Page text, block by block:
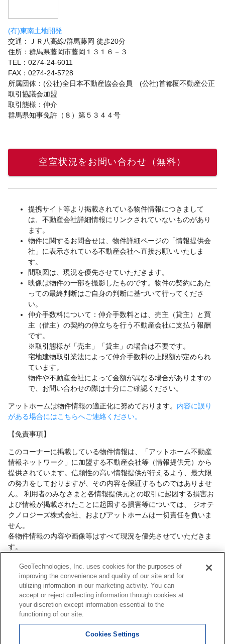
(有)東南土地開発
交通：ＪＲ八高線/群馬藤岡 徒歩20分
住所：群馬県藤岡市藤岡１３１６－３
TEL：0274-24-6011
FAX：0274-24-5728
所属団体：(公社)全日本不動産協会会員 (公社)首都圏不動産公正
取引協議会加盟
取引態様：仲介
群馬県知事免許（８）第５３４４号
空室状況をお問い合わせ（無料）
提携サイト等より掲載されている物件情報につきまして
は、不動産会社詳細情報にリンクされていないものがあり
ます。
物件に関するお問合せは、物件詳細ページの「情報提供会
社」に表示されている不動産会社へ直接お願いいたしま
す。
間取図は、現況を優先させていただきます。
映像は物件の一部を撮影したものです。物件の契約にあた
っての最終判断はご自身の判断に基づいて行ってくださ
い。
仲介手数料について：仲介手数料とは、売主（貸主）と買
主（借主）の契約の仲立ちを行う不動産会社に支払う報酬
です。
※取引態様が「売主」「貸主」の場合は不要です。
宅地建物取引業法によって仲介手数料の上限額が定められ
ています。
物件や不動産会社によって金額が異なる場合がありますの
で、お問い合わせの際は十分にご確認ください。
アットホームは物件情報の適正化に努めております。 内容に誤り
がある場合にはこちらへご連絡ください。
【免責事項】
このコーナーに掲載している物件情報は、「アットホーム不動産
情報ネットワーク」に加盟する不動産会社等（情報提供元）から
提供されています。信頼性の高い情報提供が行えるよう、最大限
の努力をしておりますが、その内容を保証するものではありませ
ん。 利用者のみなさまと各情報提供元との取引に起因する損害お
よび情報が掲載されたことに起因する損害等については、 ジオテ
クノロジーズ株式会社、およびアットホームは一切責任を負いま
せん。
各物件情報の内容や画像等はすべて現況を優先させていただきま
す。
容や契約条件等について、 各情報提供元より十分な説明を受け、
ご自身でご確認の上、判断してください。
このコーナーへの物件情報のご掲載、その他不動産業務ソリュー
ション等についての不動産会社様のお問合せはこちら からお願い
いたします。
GeoTechnologies, Inc. uses cookies for the purposes of
improving the convenience and quality of our site and for
utilizing information in our marketing activity. You can
accept or reject collecting information through cookies at
your discretion except information essential to the
functioning of our site.
Cookies Settings